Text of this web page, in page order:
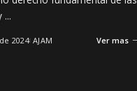
...
2024 AJAM Ver mas